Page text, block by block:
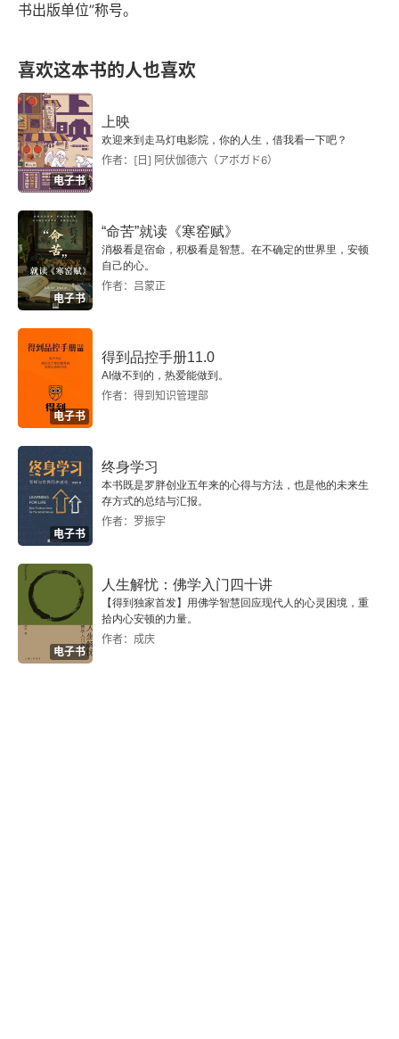
二、科学活动：说大于在
三、文学的前提：说与在统一
四、文学的说与文学的在
五、文学由此与人生同构
本章思考题
本章进一步推荐阅读
第三章 文学的功能
二、表现功能：情感与体验
三、显现功能：悲悯与见证
四、中西文学功能比较
五、中国文学功能反思
本章思考题
本章进一步推荐阅读
第四章 文学的叙事
一、叙事语言：文学用什么讲故事
书出版单位”称号。
喜欢这本书的人也喜欢
电子书
上映
欢迎来到走马灯电影院，你的人生，借我看一下吧？
作者：[日] 阿伏伽德六（アボガド6）
电子书
“命苦”就读《寒窑赋》
消极看是宿命，积极看是智慧。在不确定的世界里，安顿
自己的心。
作者：吕蒙正
电子书
得到品控手册11.0
AI做不到的，热爱能做到。
作者：得到知识管理部
电子书
终身学习
本书既是罗胖创业五年来的心得与方法，也是他的未来生
存方式的总结与汇报。
作者：罗振宇
电子书
人生解忧：佛学入门四十讲
【得到独家首发】用佛学智慧回应现代人的心灵困境，重
拾内心安顿的力量。
作者：成庆